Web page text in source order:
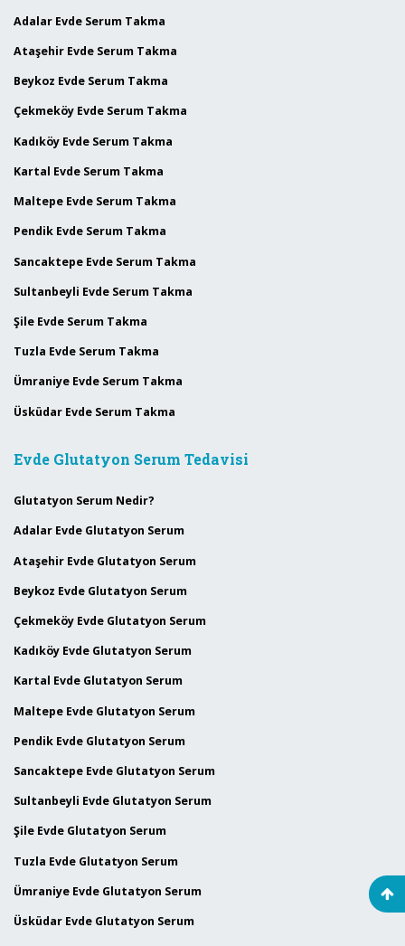
Adalar Evde Serum Takma
Ataşehir Evde Serum Takma
Beykoz Evde Serum Takma
Çekmeköy Evde Serum Takma
Kadıköy Evde Serum Takma
Kartal Evde Serum Takma
Maltepe Evde Serum Takma
Pendik Evde Serum Takma
Sancaktepe Evde Serum Takma
Sultanbeyli Evde Serum Takma
Şile Evde Serum Takma
Tuzla Evde Serum Takma
Ümraniye Evde Serum Takma
Üsküdar Evde Serum Takma
Evde Glutatyon Serum Tedavisi
Glutatyon Serum Nedir?
Adalar Evde Glutatyon Serum
Ataşehir Evde Glutatyon Serum
Beykoz Evde Glutatyon Serum
Çekmeköy Evde Glutatyon Serum
Kadıköy Evde Glutatyon Serum
Kartal Evde Glutatyon Serum
Maltepe Evde Glutatyon Serum
Pendik Evde Glutatyon Serum
Sancaktepe Evde Glutatyon Serum
Sultanbeyli Evde Glutatyon Serum
Şile Evde Glutatyon Serum
Tuzla Evde Glutatyon Serum
Ümraniye Evde Glutatyon Serum
Üsküdar Evde Glutatyon Serum